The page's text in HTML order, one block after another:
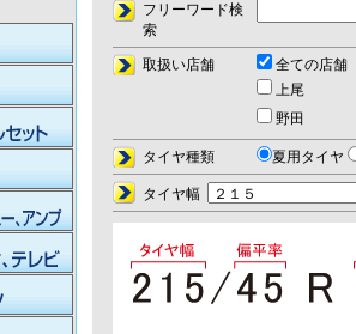
フリーワード検
索
取扱い店舗
全ての店舗
上尾
野田
タイヤ種類 夏用タイヤ
タイヤ幅